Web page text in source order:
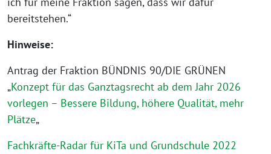
bereitstehen.“
Hinweise:
Antrag der Fraktion BÜNDNIS 90/DIE GRÜNEN
„Konzept für das Ganztagsrecht ab dem Jahr 2026
vorlegen – Bessere Bildung, höhere Qualität, mehr
Plätze„
Fachkräfte-Radar für KiTa und Grundschule 2022